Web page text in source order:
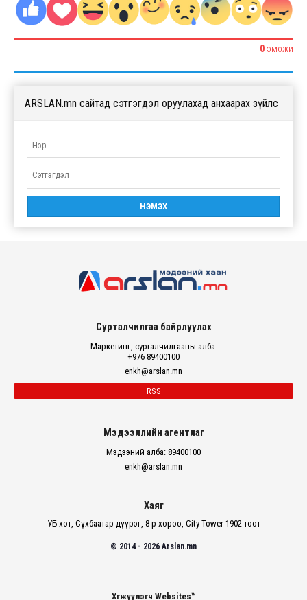
0 ЭМОЖИ
ARSLAN.mn сайтад сэтгэгдэл оруулахад анхаарах зүйлс
Сурталчилгаа байрлуулах
Маркетинг, сурталчилгааны алба:
+976 89400100
enkh@arslan.mn
RSS
Мэдээллийн агентлаг
Мэдээний алба: 89400100
enkh@arslan.mn
Хаяг
УБ хот, Сүхбаатар дүүрэг, 8-р хороо, City Tower 1902 тоот
© 2014 - 2026 Arslan.mn
Хөгжүүлэгч Websites™